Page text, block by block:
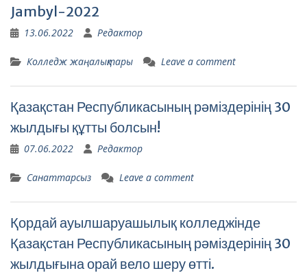
Jambyl-2022
13.06.2022 Редактор
Колледж жаңалықтары Leave a comment
Қазақстан Республикасының рәміздерінің 30
жылдығы құтты болсын!
07.06.2022 Редактор
Санаттарсыз Leave a comment
Қордай ауылшаруашылық колледжінде
Қазақстан Республикасының рәміздерінің 30
жылдығына орай вело шеру өтті.